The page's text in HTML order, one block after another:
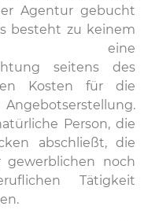
Agentur gebucht
besteht zu keinem
eine
seitens des
Kosten für die
Person, die
abschließt, die
gewerblichen noch
Tätigkeit